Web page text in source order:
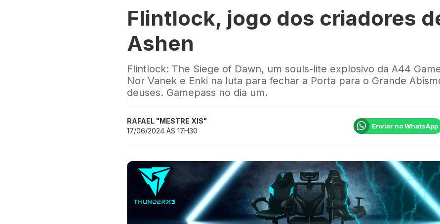
Flintlock, jogo dos criadores
Ashen
Flintlock: The Siege of Dawn, um souls-lite explosivo da A44
Nor Vanek e Enki na luta para fechar a Porta para o Grande
deuses. Gamepass no dia um.
RAFAEL "MESTRE XIS"
17/06/2024 ÀS 17H30
Enviar no WhatsApp